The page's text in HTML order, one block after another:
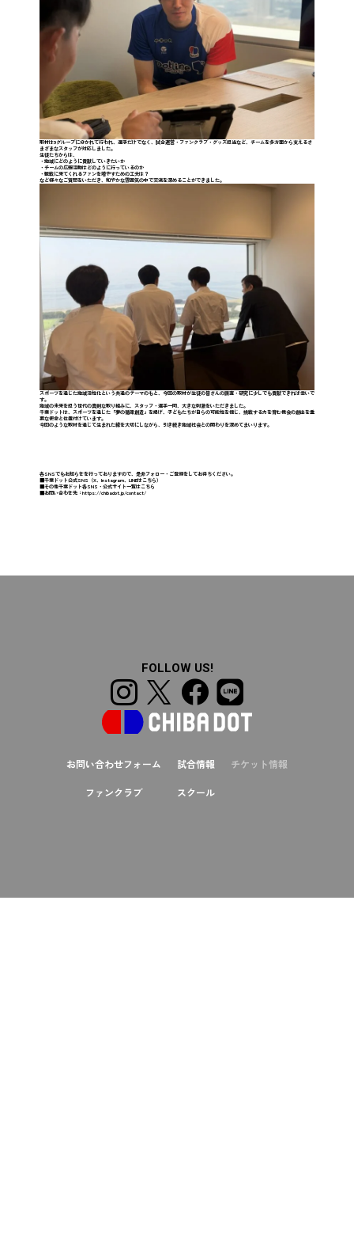
取材は9グループに分かれて行われ、選手だけでなく、試合運営・ファンクラブ・グッズ担当など、チームを多方面から支えるさ
まざまなスタッフが対応しました。
生徒たちからは、
・地域にどのように貢献していきたいか
・チームの広報活動はどのように行っているのか
・観戦に来てくれるファンを増やすための工夫は？
など様々なご質問をいただき、和やかな雰囲気の中で交流を深めることができました。
スポーツを通じた地域活性化という共通のテーマのもと、今回の取材が生徒の皆さんの調査・研究に少しでも貢献できれば幸いで
す。
地域の未来を担う世代の真剣な取り組みに、スタッフ・選手一同、大きな刺激をいただきました。
千葉ドットは、スポーツを通じた「夢の循環創造」を掲げ、子どもたちが自らの可能性を信じ、挑戦する力を育む機会の創出を重
要な使命と位置付けています。
今回のような取材を通じて生まれた縁を大切にしながら、引き続き地域社会との関わりを深めてまいります。
各SNSでもお知らせを行っておりますので、是非フォロー・ご登録をしてお待ちください。
■千葉ドット公式SNS（X、 Instagram、 LINEはこちら）
■その他千葉ドット各SNS・公式サイト一覧はこちら
■お問い合わせ先： https://chibadot.jp/contact/
FOLLOW US!
お問い合わせフォーム 試合情報 チケット情報
ファンクラブ スクール